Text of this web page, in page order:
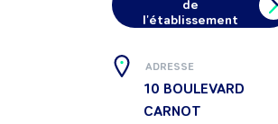
de
l'établissement
ADRESSE
10 BOULEVARD
CARNOT